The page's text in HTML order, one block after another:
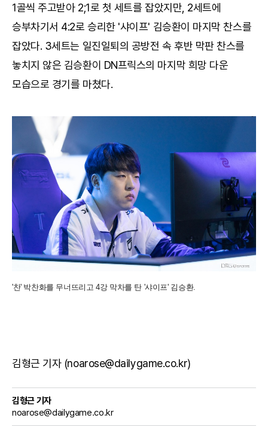
1골씩 주고받아 2;1로 첫 세트를 잡았지만, 2세트에
승부차기서 4:2로 승리한 '샤이프' 김승환이 마지막 찬스를
잡았다. 3세트는 일진일퇴의 공방전 속 후반 막판 찬스를
놓치지 않은 김승환이 DN프릭스의 마지막 희망 다운
모습으로 경기를 마쳤다.
'찬' 박찬화를 무너뜨리고 4강 막차를 탄 '샤이프' 김승환.
김형근 기자 (noarose@dailygame.co.kr)
김형근 기자
noarose@dailygame.co.kr